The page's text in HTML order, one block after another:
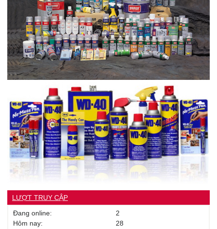
LƯỢT TRUY CẬP
Đang online:
2
Hôm nay:
28